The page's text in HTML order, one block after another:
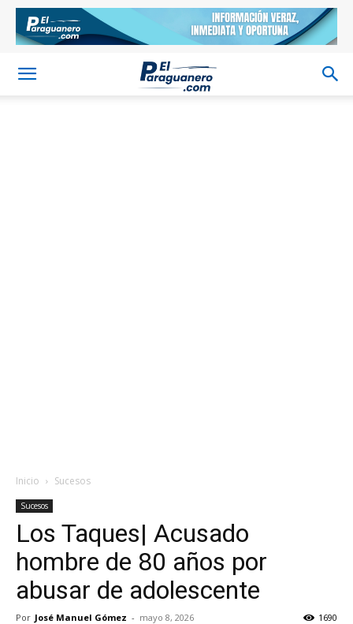
Inicio Sucesos
Sucesos
Los Taques| Acusado
hombre de 80 años por
abusar de adolescente
Por José Manuel Gómez - mayo 8, 2026 1690